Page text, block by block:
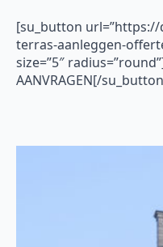
[su_button
terras-aanleggen-
size=”5″
AANVRAGEN[/